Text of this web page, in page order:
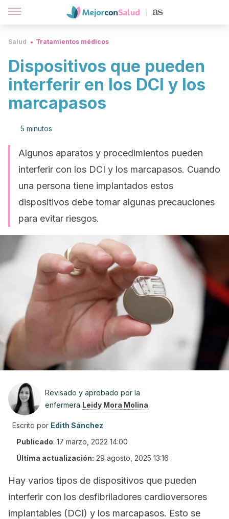
Salud Tratamientos médicos
Dispositivos que pueden
interferir en los DCI y los
marcapasos
5 minutos
Algunos aparatos y procedimientos pueden
interferir con los DCI y los marcapasos. Cuando
una persona tiene implantados estos
dispositivos debe tomar algunas precauciones
para evitar riesgos.
Revisado y aprobado por la
enfermera Leidy Mora Molina
Escrito por Edith Sánchez
Publicado: 17 marzo, 2022 14:00
Última actualización: 29 agosto, 2025 13:16
Hay varios tipos de dispositivos que pueden
interferir con los desfibriladores cardioversores
implantables (DCI) y los marcapasos. Esto se